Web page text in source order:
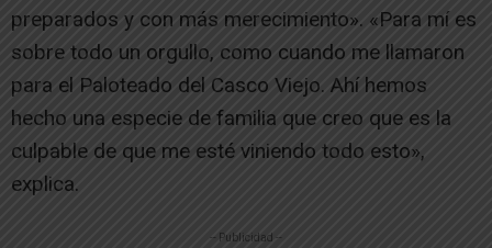
preparados y con más merecimiento». «Para mí es
sobre todo un orgullo, como cuando me llamaron
para el Paloteado del Casco Viejo. Ahí hemos
hecho una especie de familia que creo que es la
culpable de que me esté viniendo todo esto»,
explica.
-- Publicidad --